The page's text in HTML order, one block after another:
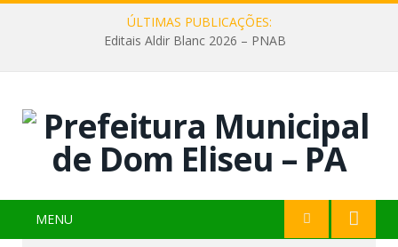
ÚLTIMAS PUBLICAÇÕES:
Editais Aldir Blanc 2026 – PNAB
MENU